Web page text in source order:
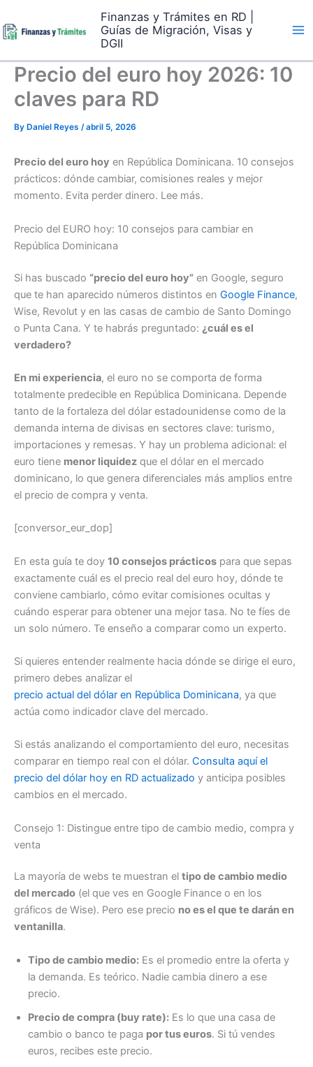
to
content
Finanzas y Trámites en RD |
Guías de Migración, Visas y
DGII
Precio del euro hoy 2026: 10
claves para RD
By Daniel Reyes /abril 5, 2026
Precio del euro hoy en República Dominicana. 10 consejos
prácticos: dónde cambiar, comisiones reales y mejor
momento. Evita perder dinero. Lee más.
Precio del EURO hoy: 10 consejos para cambiar en
República Dominicana
Si has buscado “precio del euro hoy” en Google, seguro
que te han aparecido números distintos en Google Finance,
Wise, Revolut y en las casas de cambio de Santo Domingo
o Punta Cana. Y te habrás preguntado: ¿cuál es el
verdadero?
En mi experiencia, el euro no se comporta de forma
totalmente predecible en República Dominicana. Depende
tanto de la fortaleza del dólar estadounidense como de la
demanda interna de divisas en sectores clave: turismo,
importaciones y remesas. Y hay un problema adicional: el
euro tiene menor liquidez que el dólar en el mercado
dominicano, lo que genera diferenciales más amplios entre
el precio de compra y venta.
[conversor_eur_dop]
En esta guía te doy 10 consejos prácticos para que sepas
exactamente cuál es el precio real del euro hoy, dónde te
conviene cambiarlo, cómo evitar comisiones ocultas y
cuándo esperar para obtener una mejor tasa. No te fíes de
un solo número. Te enseño a comparar como un experto.
Si quieres entender realmente hacia dónde se dirige el euro,
primero debes analizar el
precio actual del dólar en República Dominicana, ya que
actúa como indicador clave del mercado.
Si estás analizando el comportamiento del euro, necesitas
comparar en tiempo real con el dólar. Consulta aquí el
precio del dólar hoy en RD actualizado y anticipa posibles
cambios en el mercado.
Consejo 1: Distingue entre tipo de cambio medio, compra y
venta
La mayoría de webs te muestran el tipo de cambio medio
del mercado (el que ves en Google Finance o en los
gráficos de Wise). Pero ese precio no es el que te darán en
ventanilla.
Tipo de cambio medio: Es el promedio entre la oferta y
la demanda. Es teórico. Nadie cambia dinero a ese
precio.
Precio de compra (buy rate): Es lo que una casa de
cambio o banco te paga por tus euros. Si tú vendes
euros, recibes este precio.